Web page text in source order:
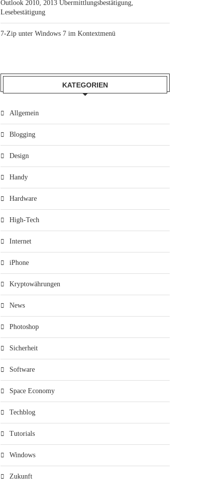
Outlook 2010, 2013 Übermittlungsbestätigung,
Lesebestätigung
7-Zip unter Windows 7 im Kontextmenü
KATEGORIEN
Allgemein
Blogging
Design
Handy
Hardware
High-Tech
Internet
iPhone
Kryptowährungen
News
Photoshop
Sicherheit
Software
Space Economy
Techblog
Tutorials
Windows
Zukunft